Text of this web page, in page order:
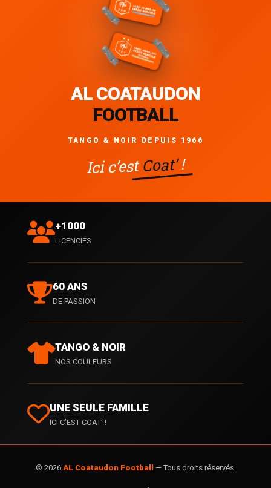
AL COATAUDON
FOOTBALL
TANGO & NOIR DEPUIS 1966
Ici c’estCoat’!
+1000
LICENCIÉS
60 ANS
DE PASSION
TANGO & NOIR
NOS COULEURS
UNE SEULE FAMILLE
ICI C’EST COAT’ !
© 2026 AL Coataudon Football — Tous droits réservés.